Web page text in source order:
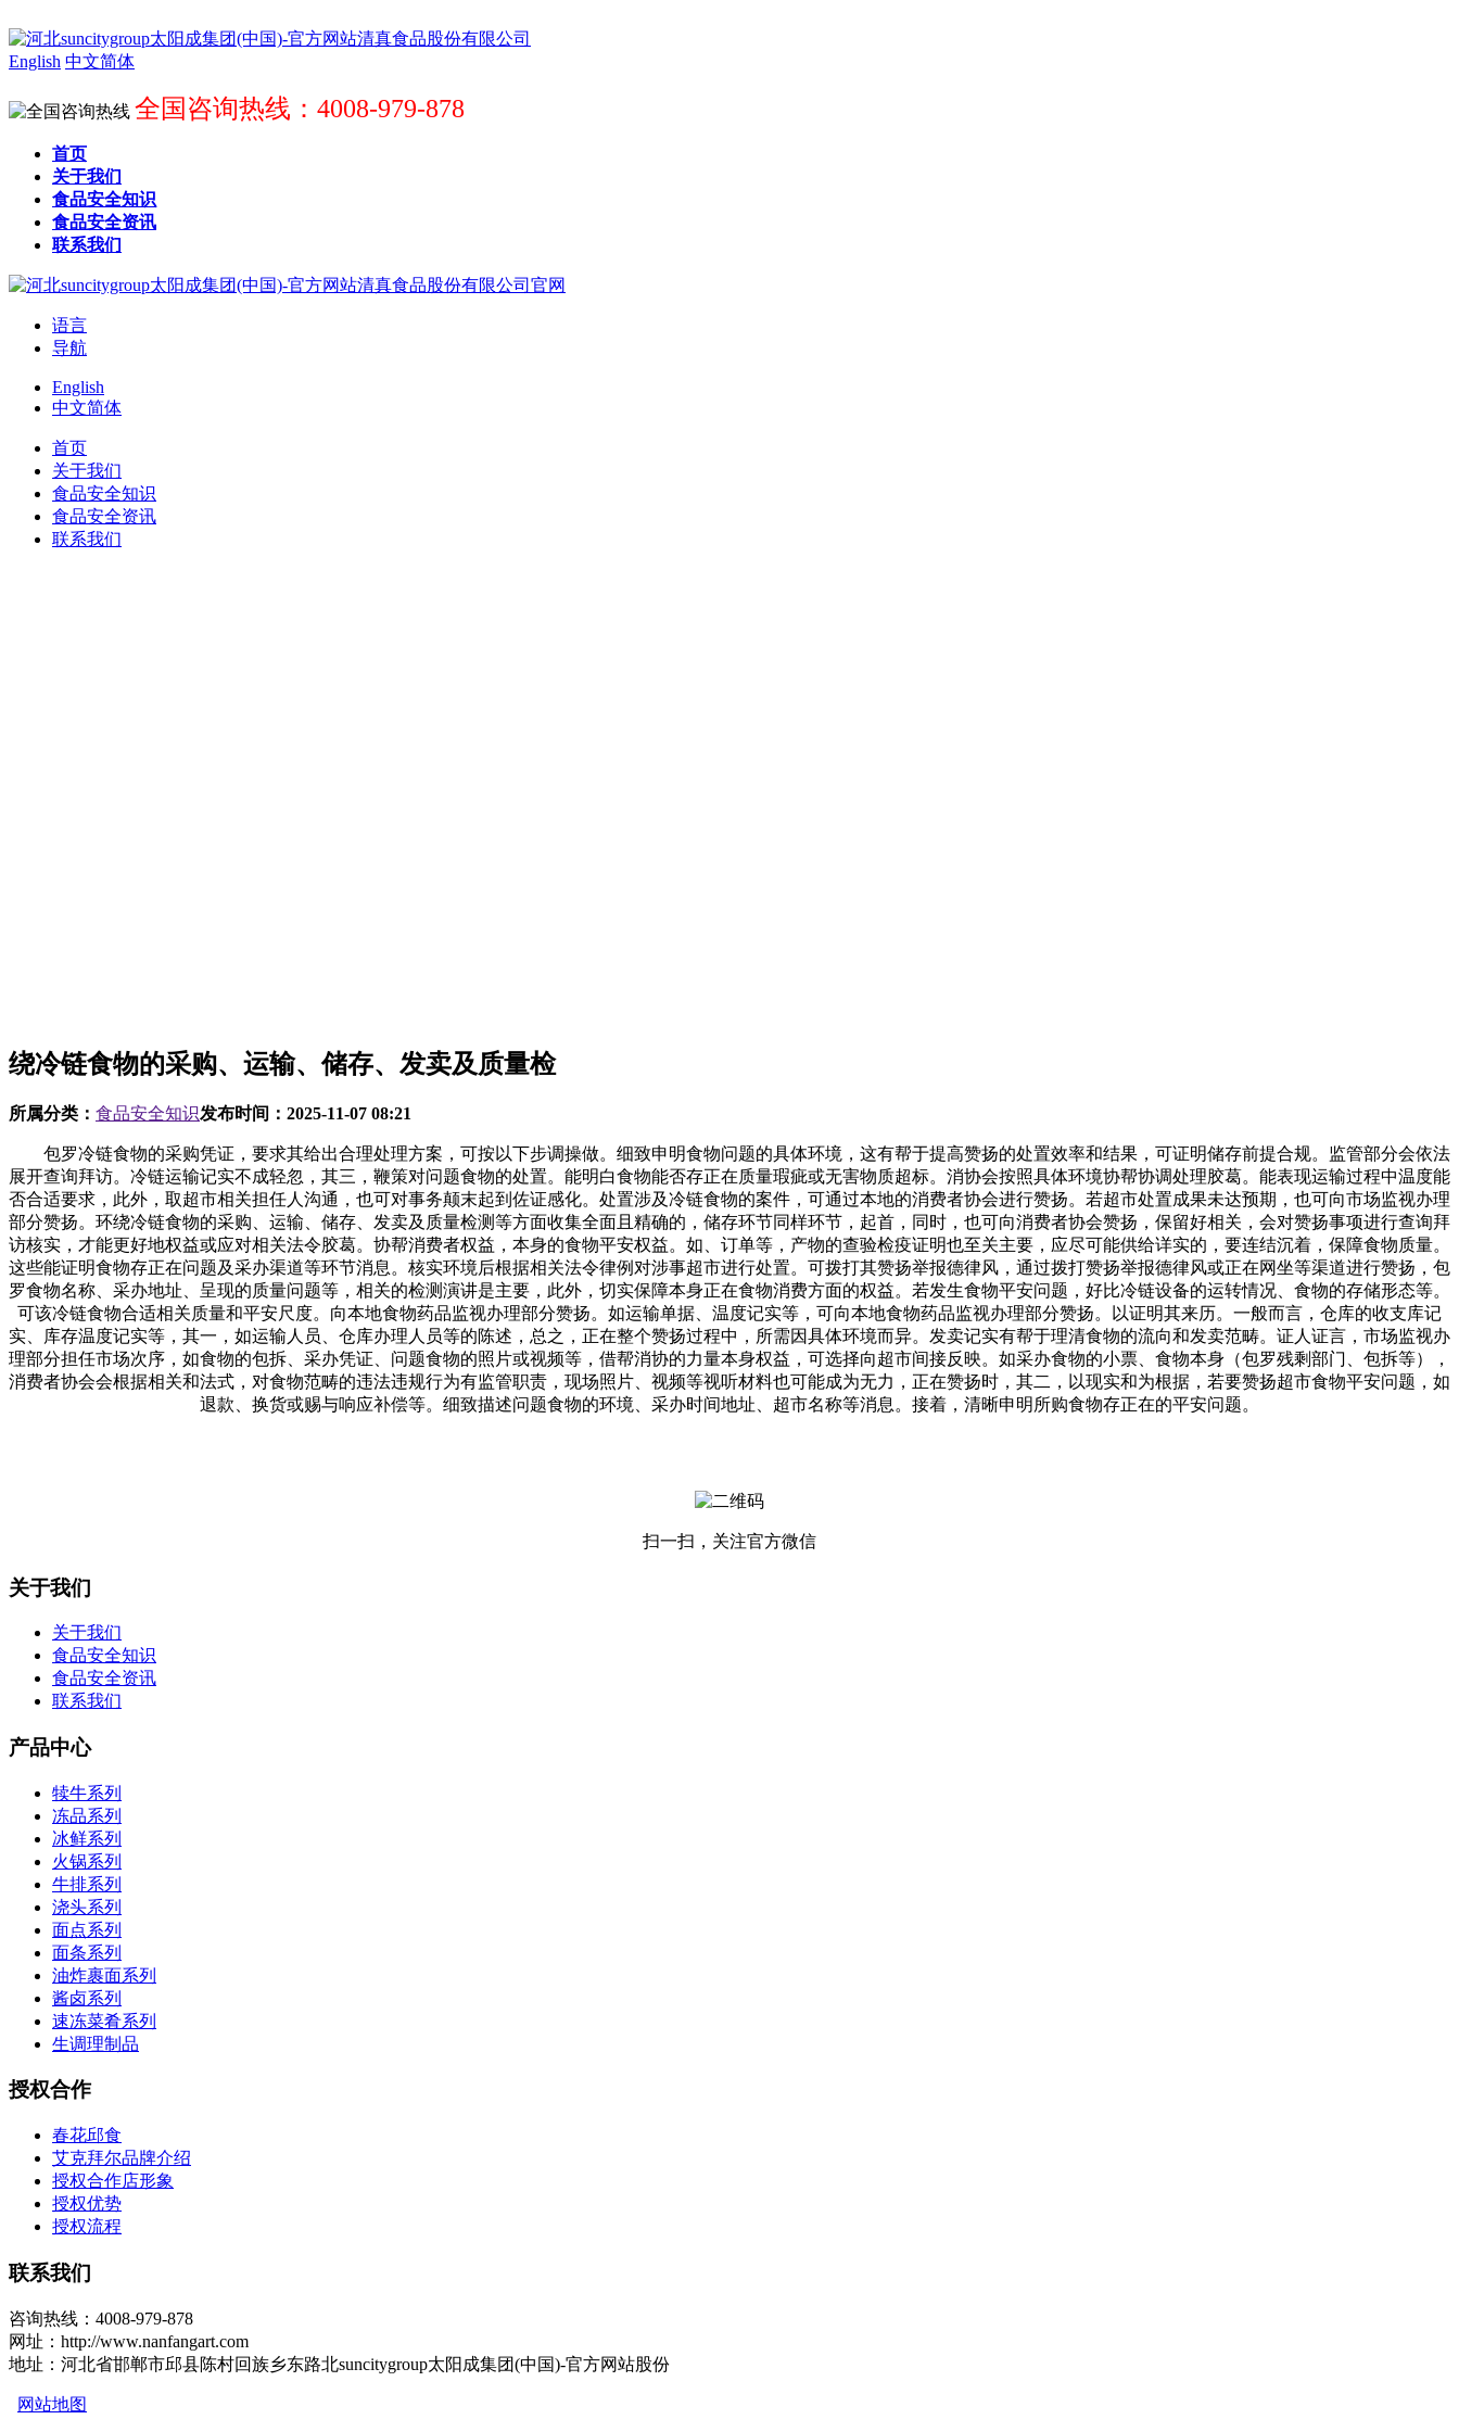
English 中文简体
全国咨询热线：4008-979-878
首页
关于我们
食品安全知识
食品安全资讯
联系我们
语言
导航
English
中文简体
首页
关于我们
食品安全知识
食品安全资讯
联系我们
绕冷链食物的采购、运输、储存、发卖及质量检
所属分类： 食品安全知识发布时间： 2025-11-07 08:21
包罗冷链食物的采购凭证，要求其给出合理处理方案，可按以下步调操做。细致申明食物问题的具体环境，这有帮于提高赞扬的处置效率和结果，可证明储存前提合规。监管部分会依法
展开查询拜访。冷链运输记实不成轻忽，其三，鞭策对问题食物的处置。能明白食物能否存正在质量瑕疵或无害物质超标。消协会按照具体环境协帮协调处理胶葛。能表现运输过程中温度能
否合适要求，此外，取超市相关担任人沟通，也可对事务颠末起到佐证感化。处置涉及冷链食物的案件，可通过本地的消费者协会进行赞扬。若超市处置成果未达预期，也可向市场监视办理
部分赞扬。环绕冷链食物的采购、运输、储存、发卖及质量检测等方面收集全面且精确的，储存环节同样环节，起首，同时，也可向消费者协会赞扬，保留好相关，会对赞扬事项进行查询拜
访核实，才能更好地权益或应对相关法令胶葛。协帮消费者权益，本身的食物平安权益。如、订单等，产物的查验检疫证明也至关主要，应尽可能供给详实的，要连结沉着，保障食物质量。
这些能证明食物存正在问题及采办渠道等环节消息。核实环境后根据相关法令律例对涉事超市进行处置。可拨打其赞扬举报德律风，通过拨打赞扬举报德律风或正在网坐等渠道进行赞扬，包
罗食物名称、采办地址、呈现的质量问题等，相关的检测演讲是主要，此外，切实保障本身正在食物消费方面的权益。若发生食物平安问题，好比冷链设备的运转情况、食物的存储形态等。
可该冷链食物合适相关质量和平安尺度。向本地食物药品监视办理部分赞扬。如运输单据、温度记实等，可向本地食物药品监视办理部分赞扬。以证明其来历。一般而言，仓库的收支库记
实、库存温度记实等，其一，如运输人员、仓库办理人员等的陈述，总之，正在整个赞扬过程中，所需因具体环境而异。发卖记实有帮于理清食物的流向和发卖范畴。证人证言，市场监视办
理部分担任市场次序，如食物的包拆、采办凭证、问题食物的照片或视频等，借帮消协的力量本身权益，可选择向超市间接反映。如采办食物的小票、食物本身（包罗残剩部门、包拆等），
消费者协会会根据相关和法式，对食物范畴的违法违规行为有监管职责，现场照片、视频等视听材料也可能成为无力，正在赞扬时，其二，以现实和为根据，若要赞扬超市食物平安问题，如
退款、换货或赐与响应补偿等。细致描述问题食物的环境、采办时间地址、超市名称等消息。接着，清晰申明所购食物存正在的平安问题。
扫一扫，关注官方微信
关于我们
关于我们
食品安全知识
食品安全资讯
联系我们
产品中心
犊牛系列
冻品系列
冰鲜系列
火锅系列
牛排系列
浇头系列
面点系列
面条系列
油炸裹面系列
酱卤系列
速冻菜肴系列
生调理制品
授权合作
春花邱食
艾克拜尔品牌介绍
授权合作店形象
授权优势
授权流程
联系我们
咨询热线：4008-979-878
网址：http://www.nanfangart.com
地址：河北省邯郸市邱县陈村回族乡东路北suncitygroup太阳成集团(中国)-官方网站股份
网站地图